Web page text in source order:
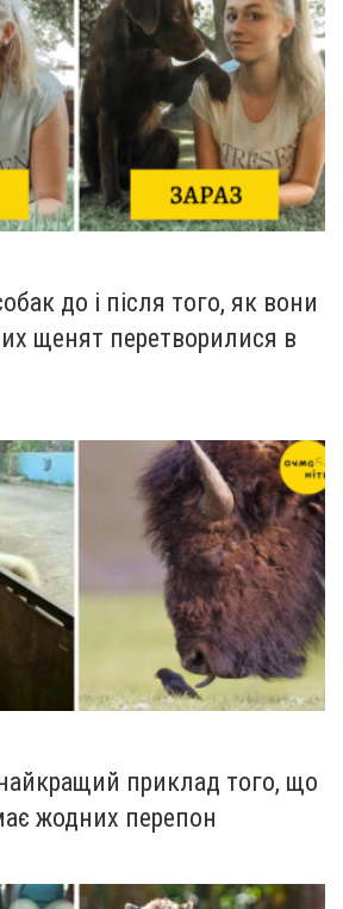
до і після того, як вони
щенят перетворилися в
приклад того, що
жодних перепон